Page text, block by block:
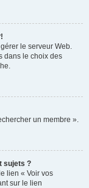
le serveur Web.
dans le choix des
un membre ».
sujets ?
lien « Voir vos
sur le lien